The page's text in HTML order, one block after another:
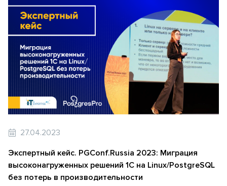
27.04.2023
Экспертный кейс. PGConf.Russia 2023: Миграция
высоконагруженных решений 1С на Linux/PostgreSQL
без потерь в производительности